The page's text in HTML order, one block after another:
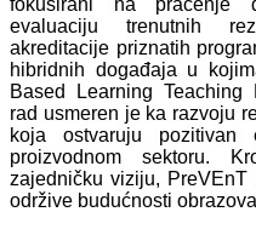
evaluaciju trenutnih
akreditacije priznatih
hibridnih događaja u
Based Learning Teaching
rad usmeren je ka razvoju
koja ostvaruju
proizvodnom sektoru.
zajedničku viziju, PreVEnT
održive budućnosti